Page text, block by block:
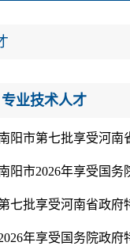
专业技术人才
阳市第七批享受河南
阳市2026年享受国
七批享受河南省政府
年享受国务院政